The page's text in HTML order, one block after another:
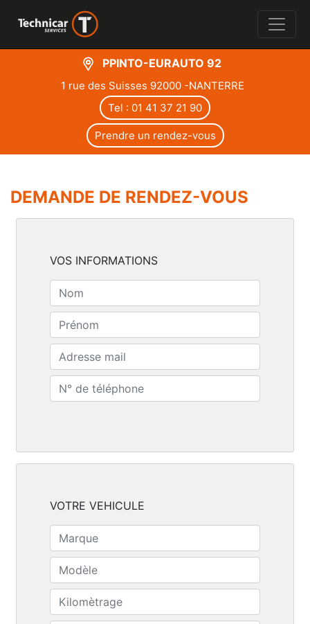
PPINTO-EURAUTO 92
1 rue des Suisses 92000 -NANTERRE
Tel : 01 41 37 21 90
Prendre un rendez-vous
DEMANDE DE RENDEZ-VOUS
VOS INFORMATIONS
VOTRE VEHICULE